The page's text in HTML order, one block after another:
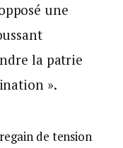
une
la patrie
».
de tension